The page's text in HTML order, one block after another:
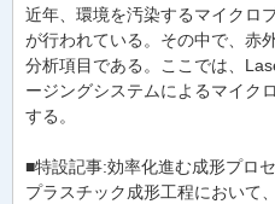
近年、環境を汚染するマイクロ
が行われている。その中で、赤
分析項目である。ここでは、
ージングシステムによるマイク
する。
■特設記事:効率化進む成形プロ
プラスチック成形工程において